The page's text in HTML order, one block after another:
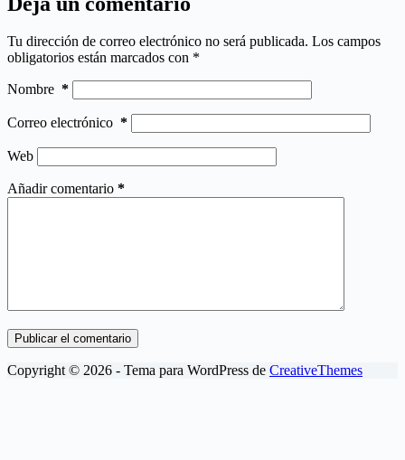
Tu dirección de correo electrónico no será publicada. Los campos
obligatorios están marcados con *
Nombre *
Correo electrónico *
Web
Añadir comentario *
Publicar el comentario
Copyright © 2026 - Tema para WordPress de CreativeThemes